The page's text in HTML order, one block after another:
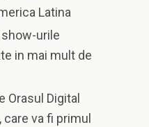
Latina
urile
in mai mult de
Digital
care va fi primul